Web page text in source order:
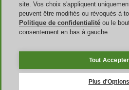
Événements
Rentrée Scolaire
French Days
Halloween
Discoup ® opéré par TIKATO ©2013-
réservés. VAT 03836750244 |Politique
site. Vos choix s'appliquent
peuvent être modifiés ou révoqués à
Politique de confidentialité ou le
consentement en bas à gauche.
Tout Accepter
Plus d'Options